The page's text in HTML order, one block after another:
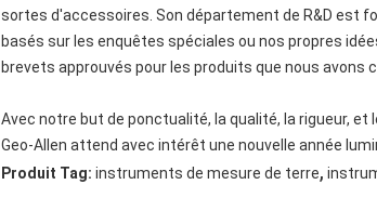
sortes d'accessoires. Son département de R&D est
basés sur les enquêtes spéciales ou nos propres
brevets approuvés pour les produits que nous
Avec notre but de ponctualité, la qualité, la rigueur, et
Geo-Allen attend avec intérêt une nouvelle année
Produit Tag: instruments de mesure de terre,